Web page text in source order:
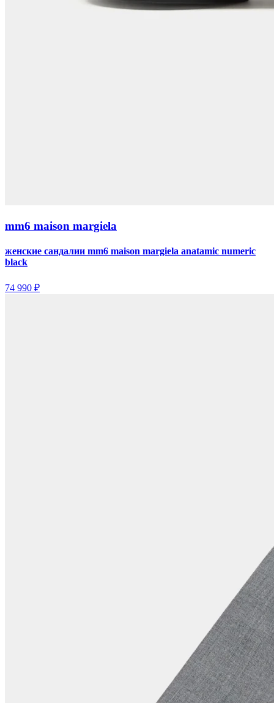
mm6 maison margiela
женские сандалии mm6 maison margiela anatamic numeric
black
74 990 ₽